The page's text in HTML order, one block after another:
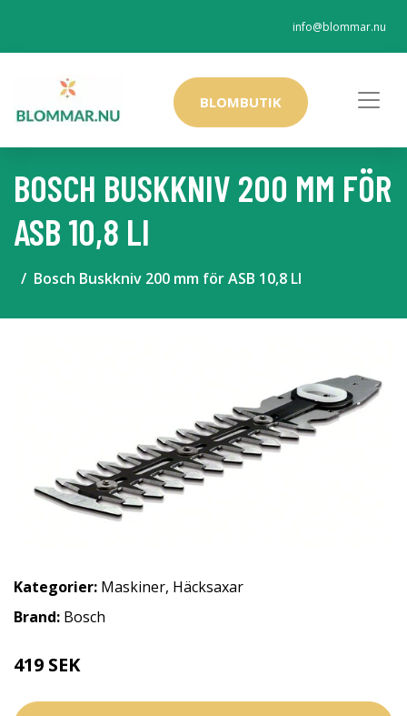
info@blommar.nu
BLOMBUTIK
BOSCH BUSKKNIV 200 MM FÖR
ASB 10,8 LI
Bosch Buskkniv 200 mm för ASB 10,8 LI
Kategorier: Maskiner, Häcksaxar
Brand: Bosch
419 SEK